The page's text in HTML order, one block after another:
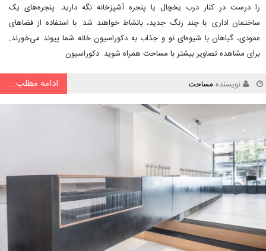
را درست در کنار درب یخچال یا پنجره آشپزخانه نگه دارید. پنجره‌های یک
ساختمان اداری با چند رنگ جدید، بانشاط خواهند شد. با استفاده از فضاهای
عمودی، گیاهان با شیوه‌ای نو و جذاب به دکوراسیون خانه شما پیوند می‌خورند.
برای مشاهده تصاویر بیشتر با مساحت همراه شوید. دکوراسیون
نویسنده مساحت ادامه مطلب...